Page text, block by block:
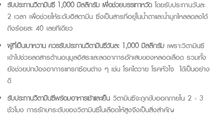
รับประทานวิตามินซี1,000 มิลลิกรัม เพื่อช่วยบรรเทาหวัด โดยรับประทานวันละ
2 เวลา เพื่อช่วยให้ระดับฮิสตามีน ซึ่งเป็นสารที่อยู่ในน้ำตาและน้ำมูกไหลลดลงได้
ถึงร้อยละ 40 เลยทีเดียว
ผู้ที่เป็นเบาหวาน ควรรับประทานวิตามินซีวันละ 1,000 มิลลิกรัม เพราะวิตามินซี
เข้าไปช่วยลดสารต้านอนุมูลอิสระและลดอาการอักเสบของหลอดเลือด รวมทั้ง
ยังช่วยปกป้องอาการแทรกซ้อนต่าง ๆ เช่น โรคไตวาย โรคหัวใจ ได้เป็นอย่าง
ดี
รับประทานวิตามินซีพร้อมอาหารเช้าและเย็น วิตามินซีจะถูกขับออกภายใน 2 - 3
ชั่วโมง การรักษาระดับของวิตามินซีในเลือดให้สูงจึงเป็นสิ่งสำคัญ